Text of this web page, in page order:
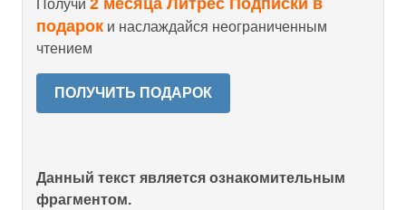
Получи 2 месяца Литрес Подписки в
подарок и наслаждайся неограниченным
чтением
ПОЛУЧИТЬ ПОДАРОК
Данный текст является ознакомительным
фрагментом.